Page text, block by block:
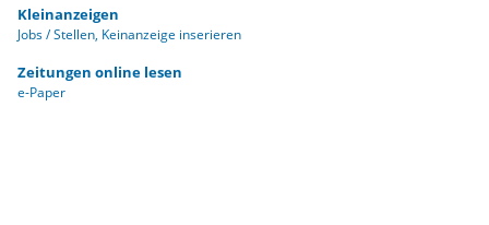
Kleinanzeigen
Jobs / Stellen Keinanzeige inserieren
Zeitungen online lesen
e-Paper